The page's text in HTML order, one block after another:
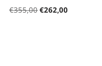
€355,00 €262,00